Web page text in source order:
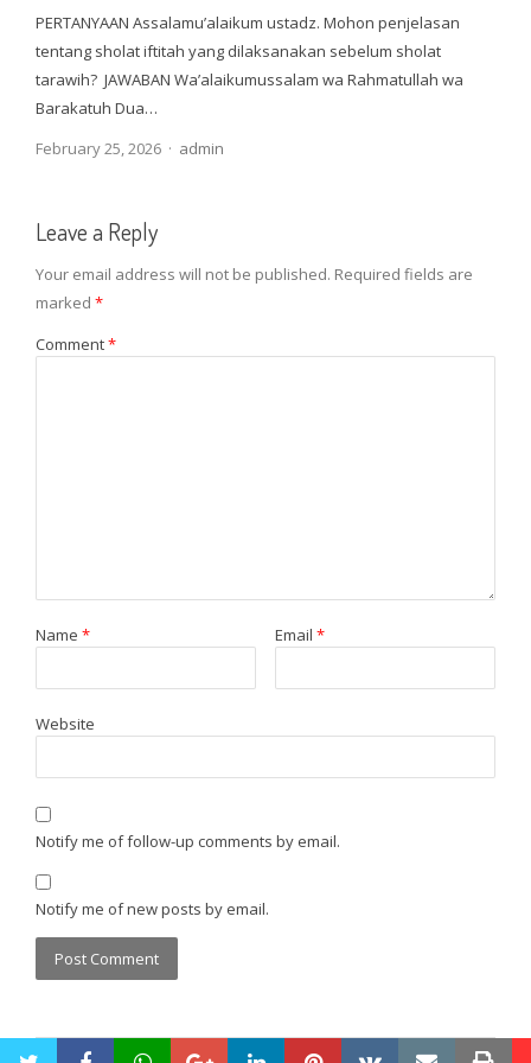
PERTANYAAN Assalamu’alaikum ustadz. Mohon penjelasan
tentang sholat iftitah yang dilaksanakan sebelum sholat
tarawih? JAWABAN Wa’alaikumussalam wa Rahmatullah wa
Barakatuh Dua…
February 25, 2026
Author
admin
Leave a Reply
Your email address will not be published. Required fields are
marked *
Comment*
Name * Email *
Website
Notify me of follow-up comments by email.
Notify me of new posts by email.